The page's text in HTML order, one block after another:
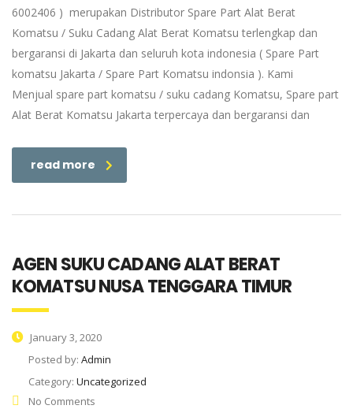
6002406 ) merupakan Distributor Spare Part Alat Berat
Komatsu / Suku Cadang Alat Berat Komatsu terlengkap dan
bergaransi di Jakarta dan seluruh kota indonesia ( Spare Part
komatsu Jakarta / Spare Part Komatsu indonsia ). Kami
Menjual spare part komatsu / suku cadang Komatsu, Spare part
Alat Berat Komatsu Jakarta terpercaya dan bergaransi dan
read more
AGEN SUKU CADANG ALAT BERAT
KOMATSU NUSA TENGGARA TIMUR
January 3, 2020
Posted by: Admin
Category: Uncategorized
No Comments